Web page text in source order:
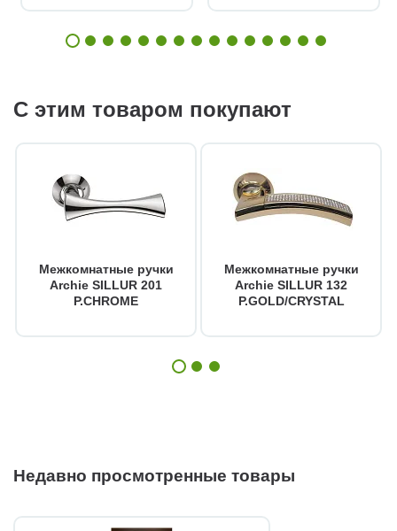
С этим товаром покупают
Межкомнатные ручки
Archie SILLUR 201
P.CHROME
Межкомнатные ручки
Archie SILLUR 132
P.GOLD/CRYSTAL
Недавно просмотренные товары